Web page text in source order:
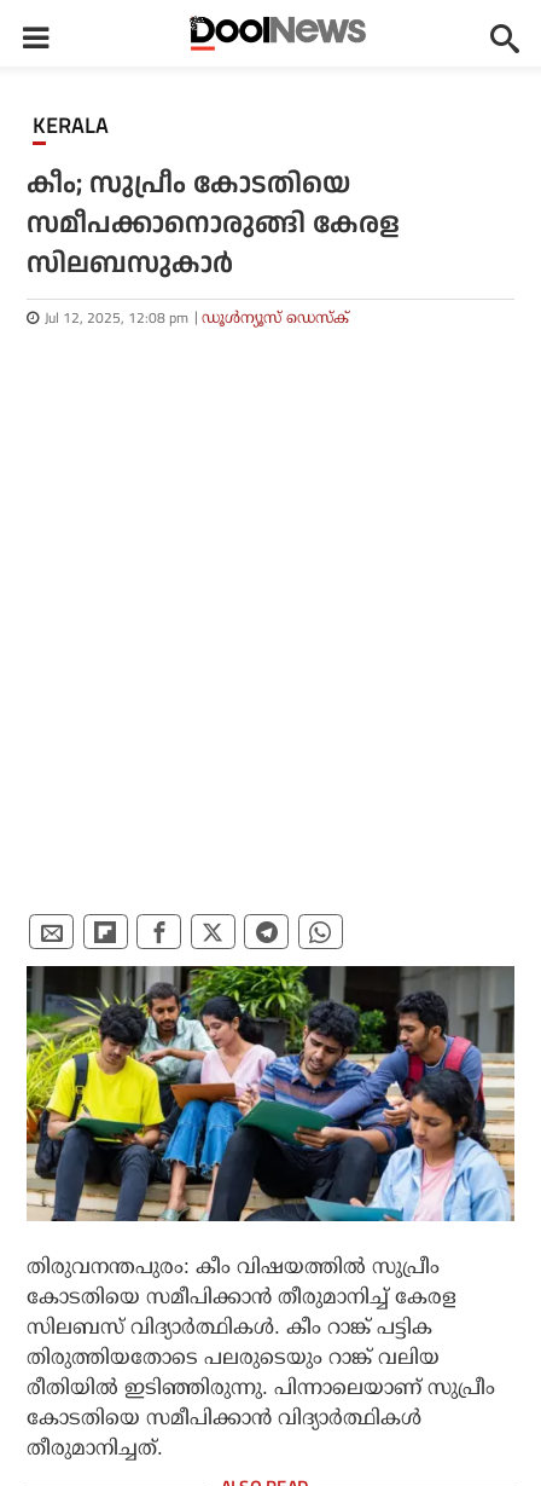
KERALA
കീം; സുപ്രീം കോടതിയെ
സമീപക്കാനൊരുങ്ങി കേരള
സിലബസുകാർ
Jul 12, 2025, 12:08 pm ഡൂള്‍ന്യൂസ് ഡെസ്‌ക്
തിരുവനന്തപുരം: കീം വിഷയത്തിൽ സുപ്രീം
കോടതിയെ സമീപിക്കാൻ തീരുമാനിച്ച് കേരള
സിലബസ് വിദ്യാർത്ഥികൾ. കീം റാങ്ക് പട്ടിക
തിരുത്തിയതോടെ പലരുടെയും റാങ്ക് വലിയ
രീതിയിൽ ഇടിഞ്ഞിരുന്നു. പിന്നാലെയാണ് സുപ്രീം
കോടതിയെ സമീപിക്കാൻ വിദ്യാർത്ഥികൾ
തീരുമാനിച്ചത്.